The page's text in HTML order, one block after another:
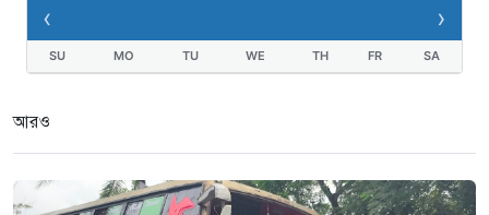
‹ ›
SU MO TU WE TH FR SA
আরও